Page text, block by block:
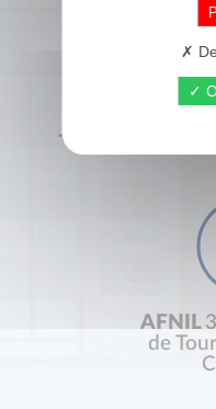
+33 (0) 1 44 41
AFNIL
de